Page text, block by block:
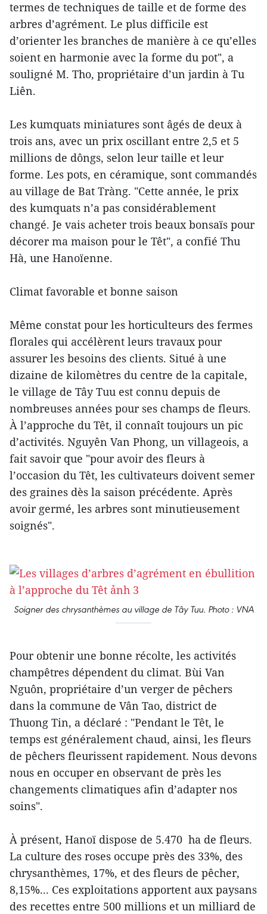
termes de techniques de taille et de forme des
arbres d’agrément. Le plus difficile est
d’orienter les branches de manière à ce qu’elles
soient en harmonie avec la forme du pot", a
souligné M. Tho, propriétaire d’un jardin à Tu
Liên.
Les kumquats miniatures sont âgés de deux à
trois ans, avec un prix oscillant entre 2,5 et 5
millions de dôngs, selon leur taille et leur
forme. Les pots, en céramique, sont commandés
au village de Bat Tràng. "Cette année, le prix
des kumquats n’a pas considérablement
changé. Je vais acheter trois beaux bonsaïs pour
décorer ma maison pour le Têt", a confié Thu
Hà, une Hanoïenne.
Climat favorable et bonne saison
Même constat pour les horticulteurs des fermes
florales qui accélèrent leurs travaux pour
assurer les besoins des clients. Situé à une
dizaine de kilomètres du centre de la capitale,
le village de Tây Tuu est connu depuis de
nombreuses années pour ses champs de fleurs.
À l’approche du Têt, il connaît toujours un pic
d’activités. Nguyên Van Phong, un villageois, a
fait savoir que "pour avoir des fleurs à
l’occasion du Têt, les cultivateurs doivent semer
des graines dès la saison précédente. Après
avoir germé, les arbres sont minutieusement
soignés".
Soigner des chrysanthèmes au village de Tây Tuu. Photo : VNA
Pour obtenir une bonne récolte, les activités
champêtres dépendent du climat. Bùi Van
Nguôn, propriétaire d’un verger de pêchers
dans la commune de Vân Tao, district de
Thuong Tin, a déclaré : "Pendant le Têt, le
temps est généralement chaud, ainsi, les fleurs
de pêchers fleurissent rapidement. Nous devons
nous en occuper en observant de près les
changements climatiques afin d’adapter nos
soins".
À présent, Hanoï dispose de 5.470 ha de fleurs.
La culture des roses occupe près des 33%, des
chrysanthèmes, 17%, et des fleurs de pêcher,
8,15%... Ces exploitations apportent aux paysans
des recettes entre 500 millions et un milliard de